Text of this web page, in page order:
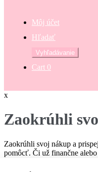
Môj účet
Hľadať
Hľadať:
Vyhľadávanie
Cart 0
x
Zaokrúhli
Zaokrúhli svoj nákup a
pomôcť. Či už finančne